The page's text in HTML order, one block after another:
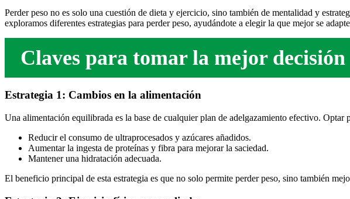
Perder peso no es solo una cuestión de dieta y ejercicio, sino también de mentalidad y
exploramos diferentes estrategias para perder peso, ayudándote a elegir la que mejor se
Claves para tomar la mejor decisión
Estrategia 1: Cambios en la alimentación
Una alimentación equilibrada es la base de cualquier plan de adelgazamiento efectivo.
Reducir el consumo de ultraprocesados y azúcares añadidos.
Aumentar la ingesta de proteínas y fibra para mejorar la saciedad.
Mantener una hidratación adecuada.
El beneficio principal de esta estrategia es que no solo permite perder peso, sino también